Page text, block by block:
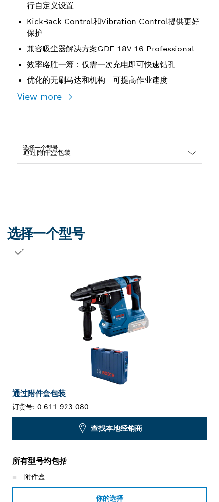
行自定义设置
KickBack Control和Vibration Control提供更好
保护
兼容吸尘器解决方案GDE 18V-16 Professional
效率略胜一筹：仅需一次充电即可快速钻孔
优化的无刷马达和机构，可提高作业速度
View more
选择一个型号
选择一个型号
通过附件盒包装
订货号: 0 611 923 080
查找本地经销商
所有型号均包括
附件盒
你的选择